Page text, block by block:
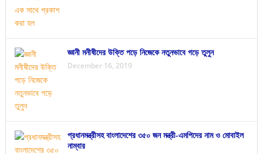
জ্ঞানী মনীষীদের উক্তি পড়ে নিজেকে নতুনভাবে গড়ে তুলুন
December 16, 2019
প্রধানমন্ত্রীসহ বাংলাদেশের ৩৫০ জন মন্ত্রী-এমপিদের নাম ও মোবাইল
নাম্বার